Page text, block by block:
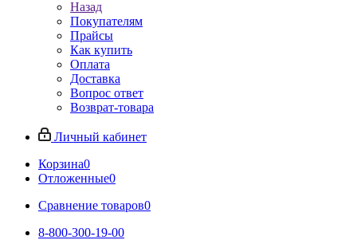
Назад
Покупателям
Прайсы
Как купить
Оплата
Доставка
Вопрос ответ
Возврат-товара
Личный кабинет
Корзина0
Отложенные0
Сравнение товаров0
8-800-300-19-00